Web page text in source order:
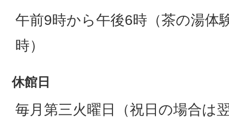
午前9時から午後6時（茶の湯体
時）
休館日
毎月第三火曜日（祝日の場合は